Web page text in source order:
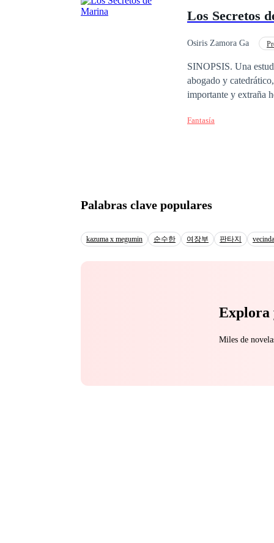
Los Secretos
Osiris Zamora Ga
SINOPSIS. Una estudiante de derecho, fuera de lo común, con sueños y aspiraciones poco comunes, Un
abogado y catedrático, muy consiente de
importante y extraña herencia, Un amor inesperado, entre dos seres,
romance.
Fantasía
Palabras clave populares
kazuma x megumin 순수한 여장부 판타지
Explora
Miles de